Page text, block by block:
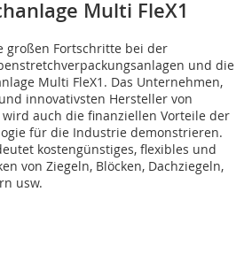
Multi FleX1
großen Fortschritte bei der
und die
Multi FleX1. Das Unternehmen,
innovativsten Hersteller von
wird auch die finanziellen Vorteile der
für die Industrie demonstrieren.
kostengünstiges, flexibles und
von Ziegeln, Blöcken, Dachziegeln,
usw.